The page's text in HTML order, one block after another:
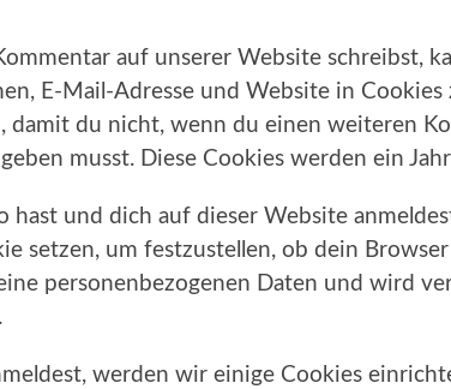
auf unserer Website schreibst,
E-Mail-Adresse und Website in
du nicht, wenn du einen weiteren
musst. Diese Cookies werden ein
hast und dich auf dieser Website
setzen, um festzustellen, ob dein
personenbezogenen Daten und wird
werden wir einige Cookies